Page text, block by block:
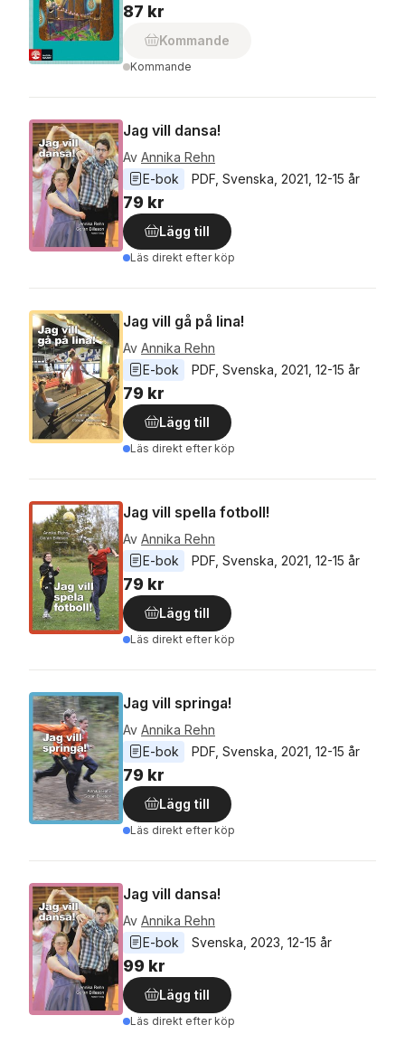
87 kr
Kommande
Kommande
Jag vill dansa!
Av Annika Rehn
E-bok
PDF Svenska 2021 12-15 år
79 kr
Lägg till
Läs direkt efter köp
Jag vill gå på lina!
Av Annika Rehn
E-bok
PDF Svenska 2021 12-15 år
79 kr
Lägg till
Läs direkt efter köp
Jag vill spella fotboll!
Av Annika Rehn
E-bok
PDF Svenska 2021 12-15 år
79 kr
Lägg till
Läs direkt efter köp
Jag vill springa!
Av Annika Rehn
E-bok
PDF Svenska 2021 12-15 år
79 kr
Lägg till
Läs direkt efter köp
Jag vill dansa!
Av Annika Rehn
E-bok
Svenska 2023 12-15 år
99 kr
Lägg till
Läs direkt efter köp